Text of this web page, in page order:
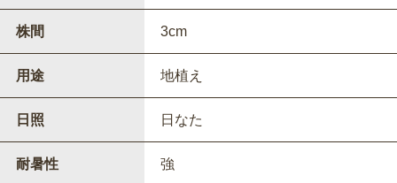
株間 3cm
用途 地植え
日照 日なた
耐暑性 強